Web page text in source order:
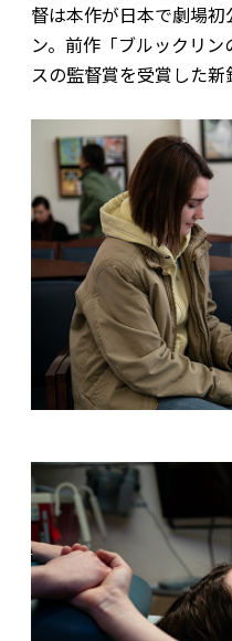
督は本作が日本で劇場
ン。前作「ブルックリ
スの監督賞を受賞した新